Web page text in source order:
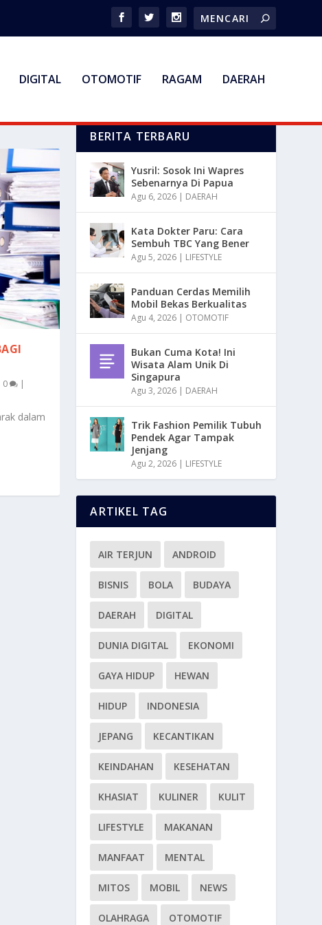
DIGITAL OTOMOTIF RAGAM DAERAH
0 |
dalam
BERITA TERBARU
Yusril: Sosok Ini Wapres
Sebenarnya Di Papua
Agu 6, 2026 | DAERAH
Kata Dokter Paru: Cara
Sembuh TBC Yang Bener
Agu 5, 2026 | LIFESTYLE
Panduan Cerdas Memilih
Mobil Bekas Berkualitas
Agu 4, 2026 | OTOMOTIF
Bukan Cuma Kota! Ini
Wisata Alam Unik Di
Singapura
Agu 3, 2026 | DAERAH
Trik Fashion Pemilik Tubuh
Pendek Agar Tampak
Jenjang
Agu 2, 2026 | LIFESTYLE
ARTIKEL TAG
AIR TERJUN ANDROID
BISNIS BOLA BUDAYA
DAERAH DIGITAL
DUNIA DIGITAL EKONOMI
GAYA HIDUP HEWAN
HIDUP INDONESIA
JEPANG KECANTIKAN
KEINDAHAN KESEHATAN
KHASIAT KULINER KULIT
LIFESTYLE MAKANAN
MANFAAT MENTAL
MITOS MOBIL NEWS
OLAHRAGA OTOMOTIF